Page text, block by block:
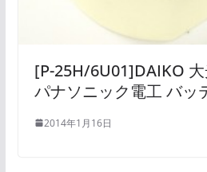
[P-25H/6U01]DAIKO
パナソニック電工 バッ
2014年1月16日